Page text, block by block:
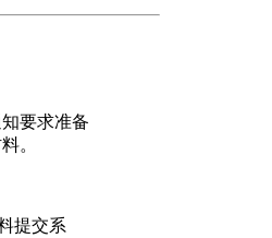
要求准备
。
提交系